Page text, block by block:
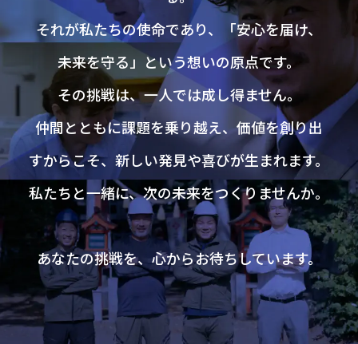
それが私たちの使命であり、
「安心を届け、
未来を守る」という想いの原点です。
その挑戦は、一人では成し得ません。
仲間とともに課題を乗り越え、価値を創り出
すからこそ、 新しい発見や喜びが生まれます。
私たちと一緒に、次の未来をつくりませんか。
あなたの挑戦を、心からお待ちしています。